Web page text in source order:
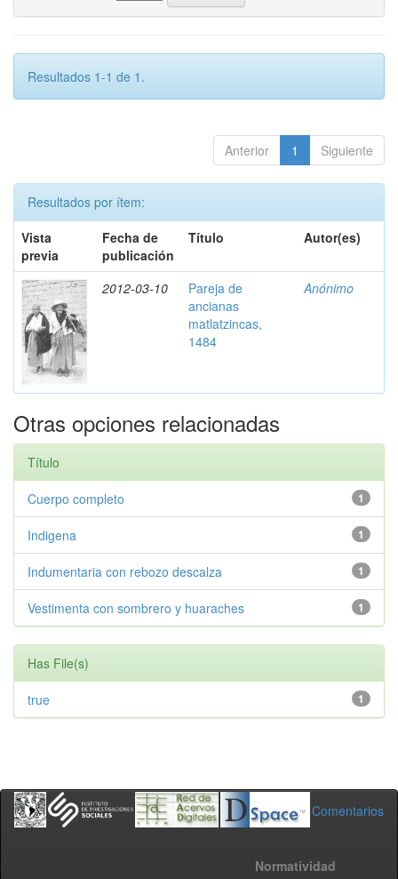
Resultados 1-1 de 1.
Anterior 1 Siguiente
Resultados por ítem:
Vista
previa
Fecha de
publicación
Título Autor(es)
2012-03-10
Pareja de
ancianas
matlatzincas,
1484
Anónimo
Otras opciones relacionadas
Título
1
Cuerpo completo
1
Indigena
1
Indumentaria con rebozo descalza
1
Vestimenta con sombrero y huaraches
Has File(s)
1
true
Comentarios
Normatividad